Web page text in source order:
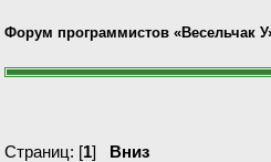
Форум программистов «Весельчак
Страниц: [1] Вниз